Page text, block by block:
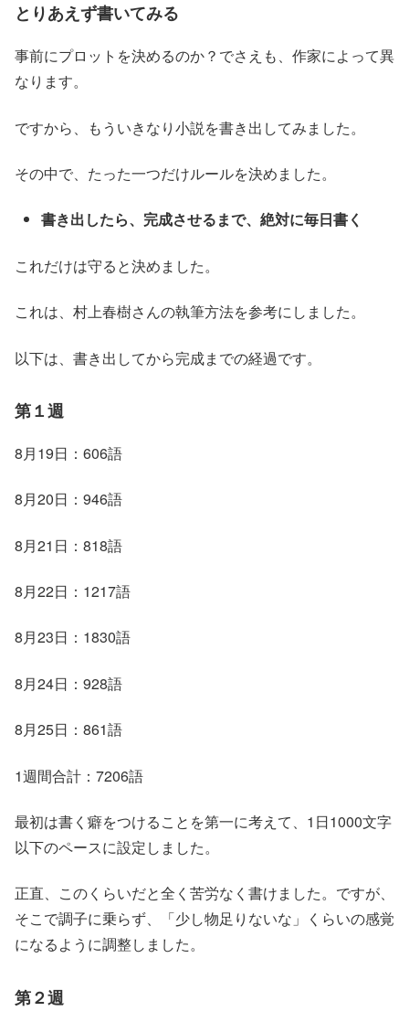
とりあえず書いてみる
事前にプロットを決めるのか？でさえも、作家によって異
なります。
ですから、もういきなり小説を書き出してみました。
その中で、たった一つだけルールを決めました。
書き出したら、完成させるまで、絶対に毎日書く
これだけは守ると決めました。
これは、村上春樹さんの執筆方法を参考にしました。
以下は、書き出してから完成までの経過です。
第１週
8月19日：606語
8月20日：946語
8月21日：818語
8月22日：1217語
8月23日：1830語
8月24日：928語
8月25日：861語
1週間合計：7206語
最初は書く癖をつけることを第一に考えて、1日1000文字
以下のペースに設定しました。
正直、このくらいだと全く苦労なく書けました。ですが、
そこで調子に乗らず、「少し物足りないな」くらいの感覚
になるように調整しました。
第２週